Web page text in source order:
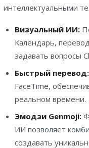
интеллектуальными
Визуальный ИИ:
Календарь,
задавать вопросы
Быстрый перевод:
FaceTime,
реальном времени.
Эмодзи Genmoji:
ИИ позволяет
создавать